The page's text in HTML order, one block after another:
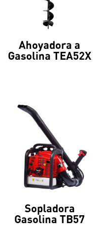
Ahoyadora a
Gasolina TEA52X
Sopladora
Gasolina TB57